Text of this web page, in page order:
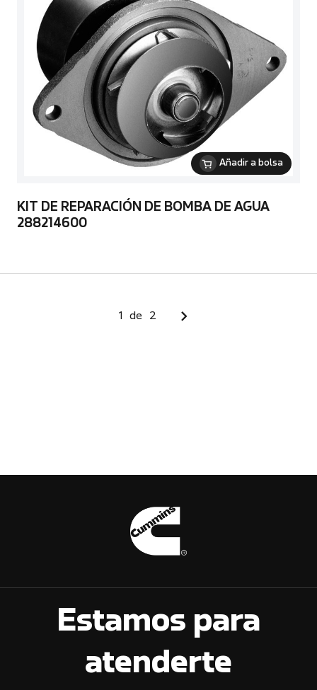
Añadir a bolsa
KIT DE REPARACIÓN DE BOMBA DE AGUA
288214600
1 de 2
Estamos para
atenderte